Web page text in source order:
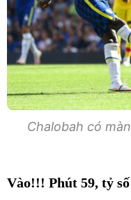
Chalobah có
Vào!!! Phút 59, tỷ